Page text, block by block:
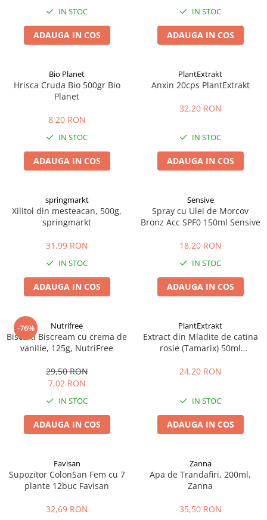
IN STOC
ADAUGA IN COS
IN STOC
ADAUGA IN COS
Bio Planet
Hrisca Cruda Bio 500gr Bio
Planet
8,20 RON
IN STOC
ADAUGA IN COS
PlantExtrakt
Anxin 20cps PlantExtrakt
32,20 RON
IN STOC
ADAUGA IN COS
springmarkt
Xilitol din mesteacan, 500g,
springmarkt
31,99 RON
IN STOC
ADAUGA IN COS
Sensive
Spray cu Ulei de Morcov
Bronz Acc SPF0 150ml Sensive
18,20 RON
IN STOC
ADAUGA IN COS
-76% Nutrifree
Biscuiti Biscream cu crema de
vanilie, 125g, NutriFree
29,50 RON
7,02 RON
IN STOC
ADAUGA IN COS
PlantExtrakt
Extract din Mladite de catina
rosie (Tamarix) 50ml
24,20 RON
IN STOC
ADAUGA IN COS
Favisan
Supozitor ColonSan Fem cu 7
plante 12buc Favisan
32,69 RON
Zanna
Apa de Trandafiri, 200ml,
Zanna
35,50 RON